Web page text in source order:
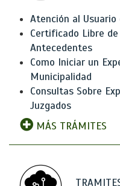
Atención al
Certificado Libre
Antecedentes
Como Iniciar un
Municipalidad
Consultas Sobre
Juzgados
MÁS TRÁMITES